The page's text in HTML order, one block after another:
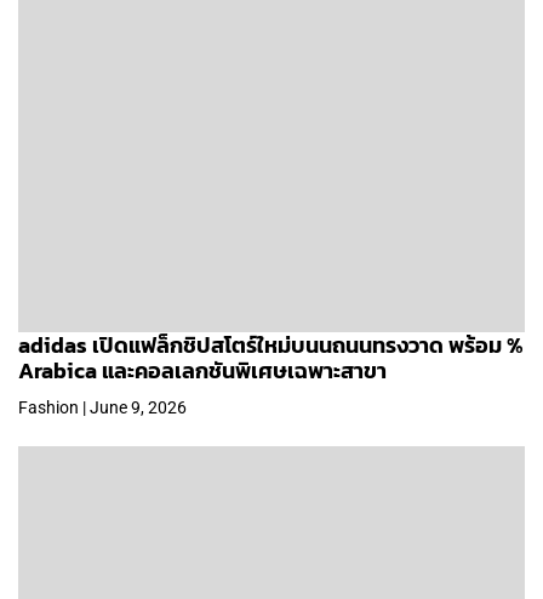
adidas เปิดแฟล็กชิปสโตร์ใหม่บนนถนนทรงวาด พร้อม %
Arabica และคอลเลกชันพิเศษเฉพาะสาขา
Fashion | June 9, 2026